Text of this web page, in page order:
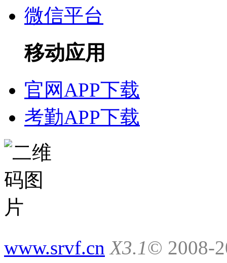
微信平台
移动应用
官网APP下载
考勤APP下载
www.srvf.cn X3.1© 2008-